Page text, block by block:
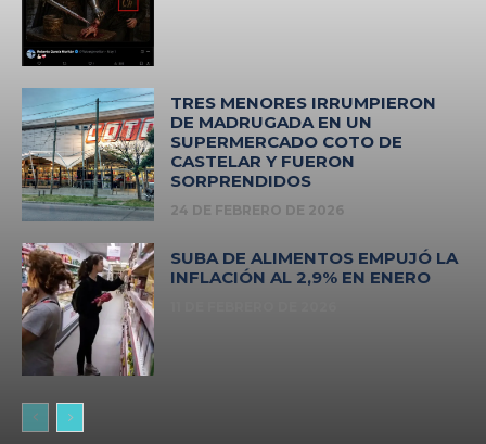
TRES MENORES IRRUMPIERON
DE MADRUGADA EN UN
SUPERMERCADO COTO DE
CASTELAR Y FUERON
SORPRENDIDOS
24 DE FEBRERO DE 2026
SUBA DE ALIMENTOS EMPUJÓ LA
INFLACIÓN AL 2,9% EN ENERO